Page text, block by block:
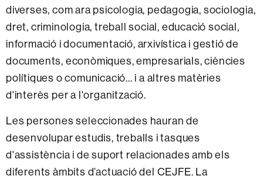
diverses, com ara psicologia, pedagogia, sociologia,
dret, criminologia, treball social, educació social,
informació i documentació, arxivística i gestió de
documents, econòmiques, empresarials, ciències
polítiques o comunicació... i a altres matèries
d'interès per a l'organització.
Les persones seleccionades hauran de
desenvolupar estudis, treballs i tasques
d'assistència i de suport relacionades amb els
diferents àmbits d’actuació del CEJFE. La